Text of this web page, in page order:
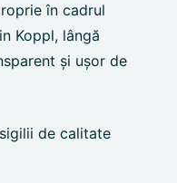
în cadrul
Koppl, lângă
și ușor de
de calitate